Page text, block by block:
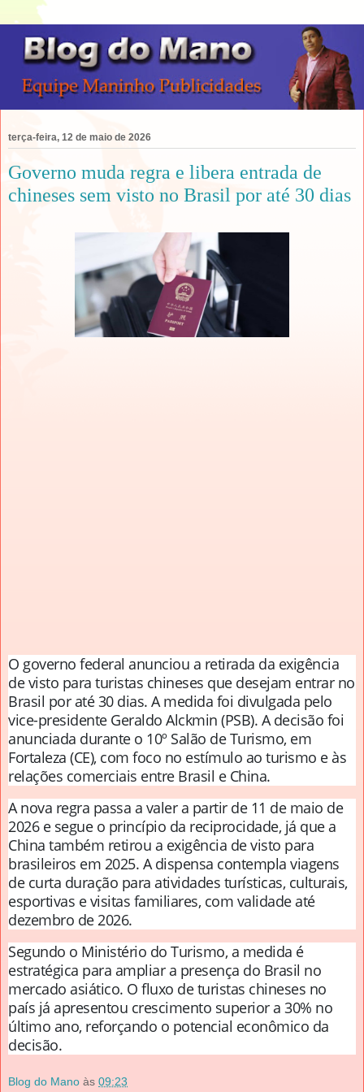
terça-feira, 12 de maio de 2026
Governo muda regra e libera entrada de
chineses sem visto no Brasil por até 30 dias
O governo federal anunciou a retirada da exigência
de visto para turistas chineses que desejam entrar no
Brasil por até 30 dias. A medida foi divulgada pelo
vice-presidente Geraldo Alckmin (PSB). A decisão foi
anunciada durante o 10º Salão de Turismo, em
Fortaleza (CE), com foco no estímulo ao turismo e às
relações comerciais entre Brasil e China.
A nova regra passa a valer a partir de 11 de maio de
2026 e segue o princípio da reciprocidade, já que a
China também retirou a exigência de visto para
brasileiros em 2025. A dispensa contempla viagens
de curta duração para atividades turísticas, culturais,
esportivas e visitas familiares, com validade até
dezembro de 2026.
Segundo o Ministério do Turismo, a medida é
estratégica para ampliar a presença do Brasil no
mercado asiático. O fluxo de turistas chineses no
país já apresentou crescimento superior a 30% no
último ano, reforçando o potencial econômico da
decisão.
Blog do Mano às 09:23